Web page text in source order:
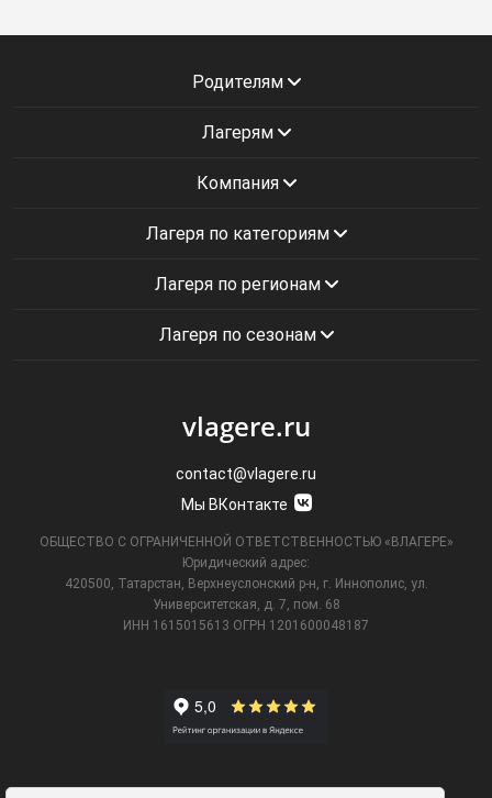
Родителям
Лагерям
Компания
Лагеря по категориям
Лагеря по регионам
Лагеря по сезонам
vlagere.ru
contact@vlagere.ru
Мы ВКонтакте
ОБЩЕСТВО С ОГРАНИЧЕННОЙ ОТВЕТСТВЕННОСТЬЮ «ВЛАГЕРЕ»
Юридический адрес:
420500, Татарстан, Верхнеуслонский р-н, г. Иннополис, ул.
Университетская,
д. 7, пом. 68
ИНН 1615015613 ОГРН 1201600048187